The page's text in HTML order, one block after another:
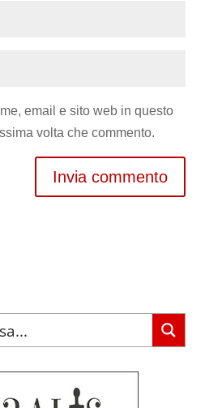
email e sito web in questo
volta che commento.